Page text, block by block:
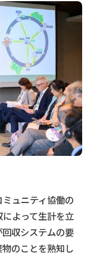
ュニティ協働の
よって生計を立
収システムの要
のことを熟知し